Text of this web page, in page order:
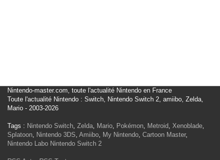
Nintendo-master.com, toute l'actualité Nintendo en France
Toute l'actualité Nintendo : Switch, Nintendo Switch 2, amiibo, Zelda,
Mario - 2003-2026
Tags : Nintendo Switch, Zelda, Mario, Pokémon, Metroid, Xenoblade,
Splatoon, Nintendo 3DS, Amiibo, My Nintendo, Cartoon Master,
Nintendo Labo Nintendo Switch 2